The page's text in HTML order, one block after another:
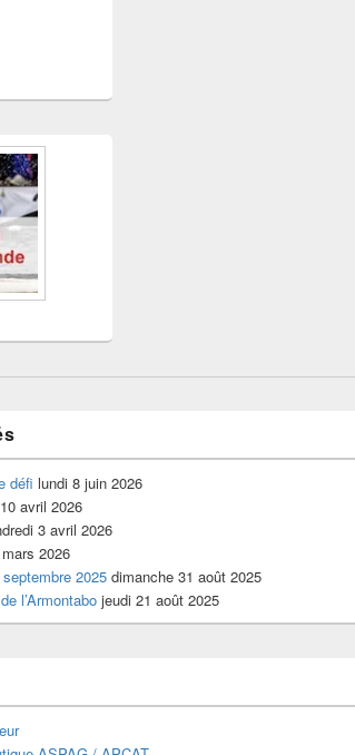
défi lundi 8 juin 2026
avril 2026
3 avril 2026
2026
2025 dimanche 31 août 2025
l’Armontabo jeudi 21 août 2025